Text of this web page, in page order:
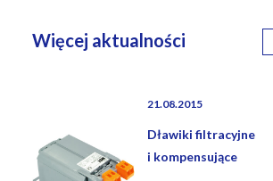
Więcej aktualności
21.08.2015
Dławiki filtracyjne
i kompensujące